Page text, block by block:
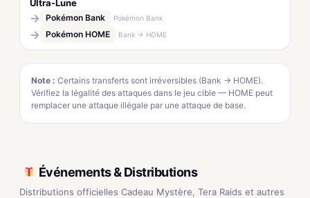
Ultra-Lune
→ Pokémon Bank Pokémon Bank
→ Pokémon HOME Bank → HOME
Note : Certains transferts sont irréversibles (Bank → HOME).
Vérifiez la légalité des attaques dans le jeu cible — HOME peut
remplacer une attaque illégale par une attaque de base.
Événements & Distributions
Distributions officielles Cadeau Mystère, Tera Raids et autres